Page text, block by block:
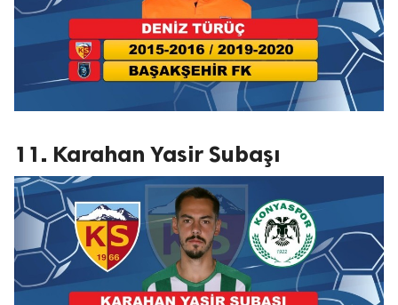
11. Karahan Yasir Subaşı